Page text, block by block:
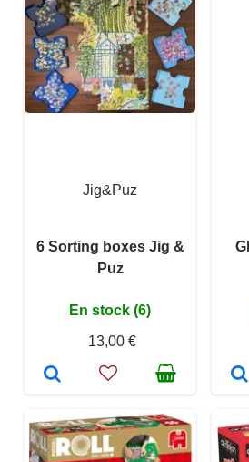
Jig&Puz
6 Sorting boxes Jig &
Puz
En stock (6)
13,00 €